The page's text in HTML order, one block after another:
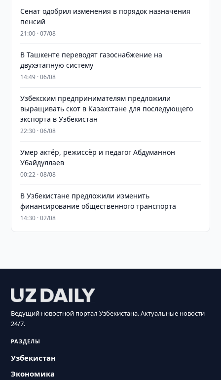
Сенат одобрил изменения в порядок назначения
пенсий
21:00 · 07/08
В Ташкенте переводят газоснабжение на
двухэтапную систему
14:49 · 06/08
Узбекским предпринимателям предложили
выращивать скот в Казахстане для последующего
экспорта в Узбекистан
22:30 · 06/08
Умер актёр, режиссёр и педагог Абдуманнон
Убайдуллаев
00:22 · 08/08
В Узбекистане предложили изменить
финансирование общественного транспорта
14:30 · 02/08
Ведущий новостной портал Узбекистана. Актуальные новости
24/7.
РАЗДЕЛЫ
Узбекистан
Экономика